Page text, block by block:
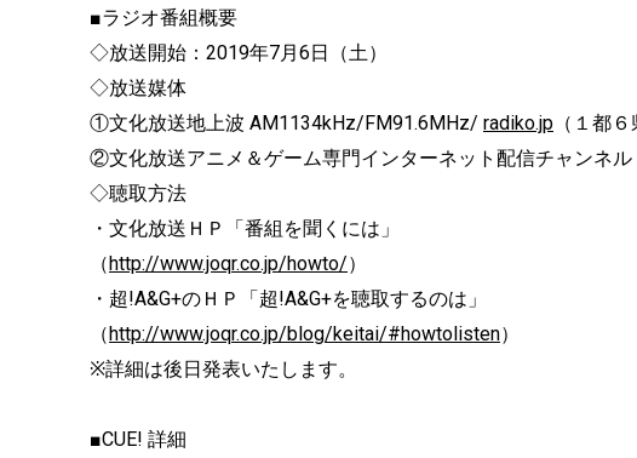
■ラジオ番組概要
◇放送開始：2019年7月6日（土）
◇放送媒体
①文化放送地上波 AM1134kHz/FM91.6MHz/ radiko.jp （１都
②文化放送アニメ＆ゲーム専門インターネット配信チャンネル
◇聴取方法
・文化放送ＨＰ「番組を聞くには」
（ http://www.joqr.co.jp/howto/）
・超!A&G+のＨＰ「超!A&G+を聴取するのは」
（ http://www.joqr.co.jp/blog/keitai/#howtolisten）
※詳細は後日発表いたします。
■CUE! 詳細